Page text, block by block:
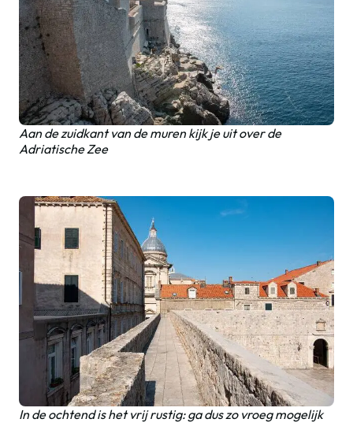
Aan de zuidkant van de muren kijk je uit over de
Adriatische Zee
In de ochtend is het vrij rustig: ga dus zo vroeg mogelijk